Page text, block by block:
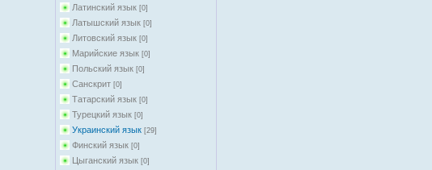
Латинский язык [0]
Латышский язык [0]
Литовский язык [0]
Марийские язык [0]
Польский язык [0]
Санскрит [0]
Татарский язык [0]
Турецкий язык [0]
Украинский язык [29]
Финский язык [0]
Цыганский язык [0]